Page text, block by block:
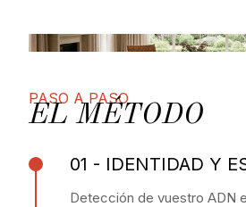
PASO A PASO
EL MÉTODO
01 - IDENTIDAD Y
Detección de vuestro ADN